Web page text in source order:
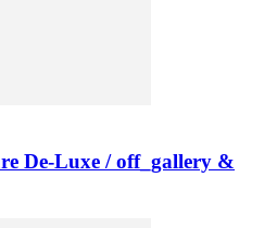
De-Luxe / off_gallery &